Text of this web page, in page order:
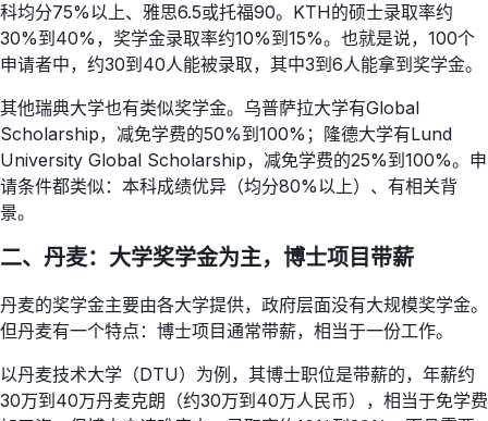
科均分75%以上、雅思6.5或托福90。KTH的硕士录取率约
30%到40%，奖学金录取率约10%到15%。也就是说，100个
申请者中，约30到40人能被录取，其中3到6人能拿到奖学金。
其他瑞典大学也有类似奖学金。乌普萨拉大学有Global
Scholarship，减免学费的50%到100%；隆德大学有Lund
University Global Scholarship，减免学费的25%到100%。申
请条件都类似：本科成绩优异（均分80%以上）、有相关背
景。
二、丹麦：大学奖学金为主，博士项目带薪
丹麦的奖学金主要由各大学提供，政府层面没有大规模奖学金。
但丹麦有一个特点：博士项目通常带薪，相当于一份工作。
以丹麦技术大学（DTU）为例，其博士职位是带薪的，年薪约
30万到40万丹麦克朗（约30万到40万人民币），相当于免学费